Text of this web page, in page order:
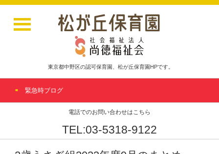
東京都中野区の認可保育園、松が丘保育園HPです。
緊急時ブログ
電話でのお問い合わせはこちら
TEL:03-5318-9122